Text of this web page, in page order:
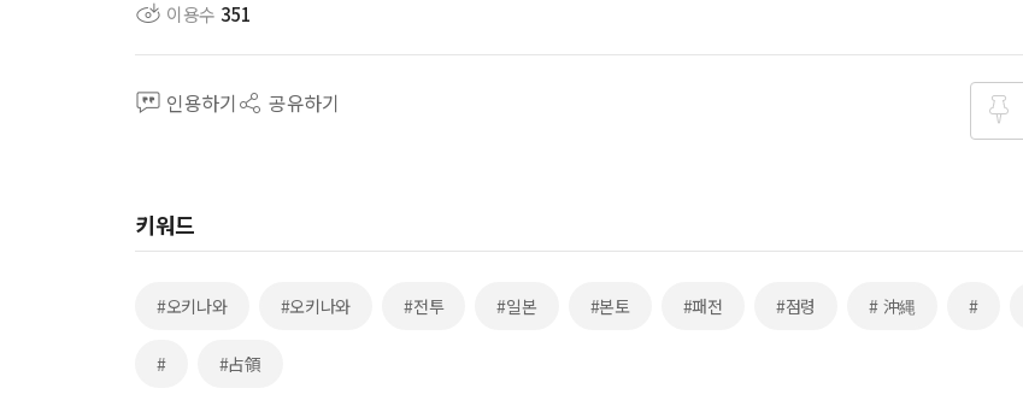
이용수 351
인용하기 공유하기
키워드
#오키나와 #오키나와 #전투 #일본 #본토 #패전 #점령 # 沖縄 #
# #占領